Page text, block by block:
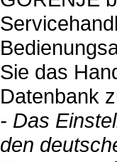
Sie das
Datenbank
- Das
den